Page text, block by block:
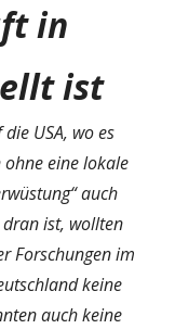
in
ist
USA, wo es
ohne eine lokale
auch
ist, wollten
Forschungen im
keine
auch keine